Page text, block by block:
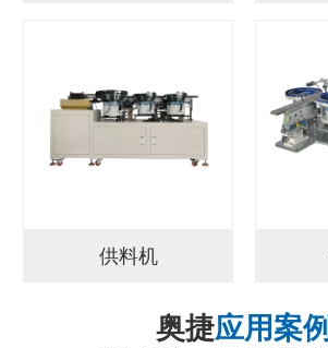
供料机
奥捷应用案例